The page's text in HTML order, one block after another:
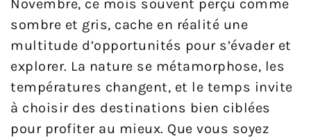
Novembre, ce mois souvent perçu comme
sombre et gris, cache en réalité une
multitude d’opportunités pour s’évader et
explorer. La nature se métamorphose, les
températures changent, et le temps invite
à choisir des destinations bien ciblées
pour profiter au mieux. Que vous soyez